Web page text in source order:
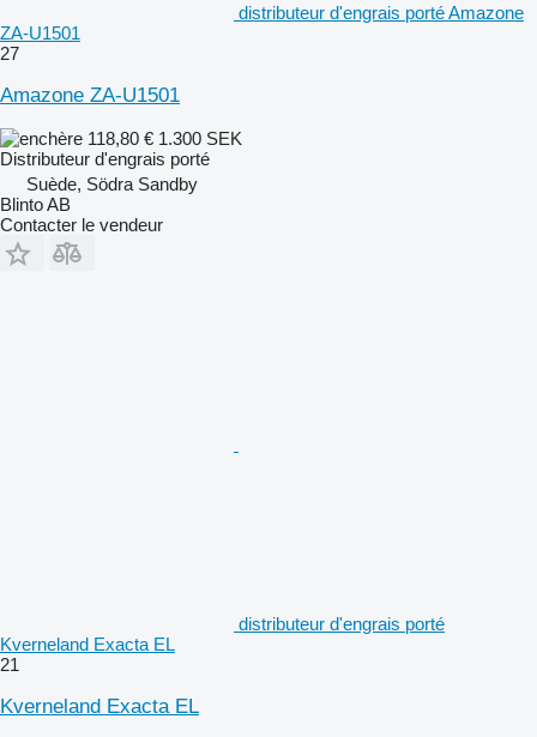
distributeur d'engrais porté Amazone
ZA-U1501
27
Amazone ZA-U1501
118,80 € 1.300 SEK
Distributeur d'engrais porté
Suède, Södra Sandby
Blinto AB
Contacter le vendeur
distributeur d'engrais porté
Kverneland Exacta EL
21
Kverneland Exacta EL